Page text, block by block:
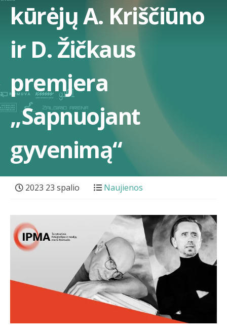
kūrėjų A. Kriščiūno
ir D. Žičkaus
premjera
„Sapnuojant
gyvenimą“
2023 23 spalio Naujienos